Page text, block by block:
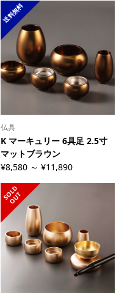
送料無料
仏具
K マーキュリー 6具足 2.5寸
マットブラウン
¥8,580 ～ ¥11,890
S
O
L
D
O
U
T